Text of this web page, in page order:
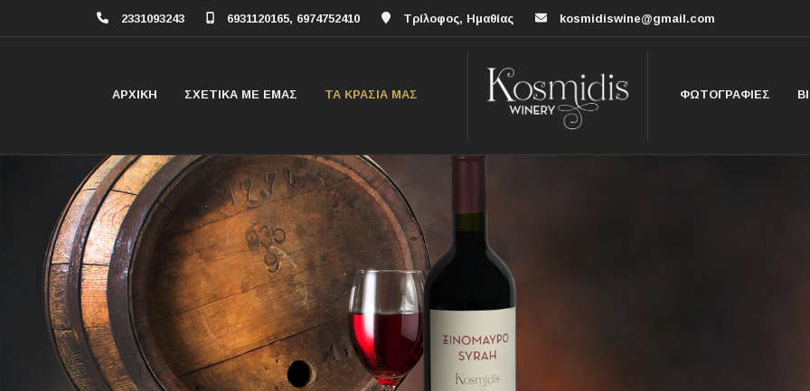
2331093243 6931120165, 6974752410 Τρίλοφος, Ημαθίας kosmidiswine@gmail.com
ΑΡΧΙΚΗ ΣΧΕΤΙΚΑ ΜΕ ΕΜΑΣ ΤΑ ΚΡΑΣΙΑ ΜΑΣ ΦΩΤΟΓΡΑΦΙΕΣ